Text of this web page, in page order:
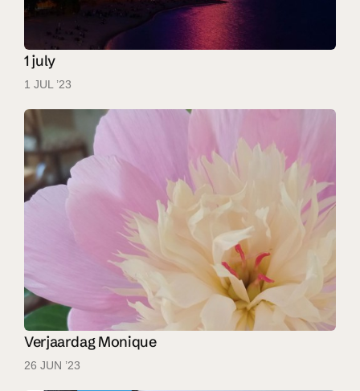
1 july
1 JUL ’23
Verjaardag Monique
26 JUN ’23